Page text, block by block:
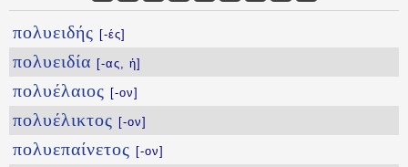
πολυειδής [-ές]
πολυειδία [-ας, ἡ]
πολυέλαιος [-ον]
πολυέλικτος [-ον]
πολυεπαίνετος [-ον]